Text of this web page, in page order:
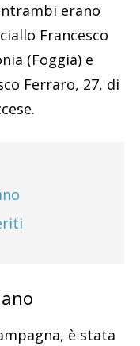
erano
Francesco
(Foggia) e
Ferraro, 27, di
è stata